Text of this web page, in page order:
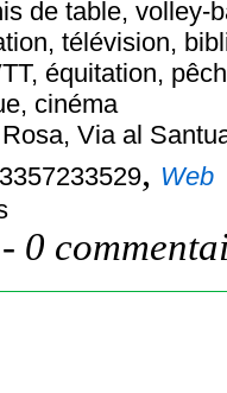
de table, volley-
télévision,
équitation,
cinéma
, Via al
, Web
- 0